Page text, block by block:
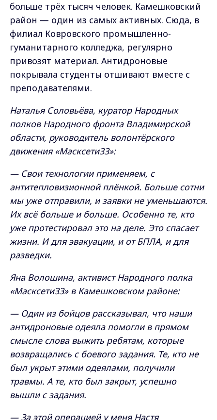
больше трёх тысяч человек. Камешковский
район — один из самых активных. Сюда, в
филиал Ковровского промышленно-
гуманитарного колледжа, регулярно
привозят материал. Антидроновые
покрывала студенты отшивают вместе с
преподавателями.
Наталья Соловьёва, куратор Народных
полков Народного фронта Владимирской
области, руководитель волонтёрского
движения «Масксети33»:
— Свои технологии применяем, с
антитепловизионной плёнкой. Больше сотни
мы уже отправили, и заявки не уменьшаются.
Их всё больше и больше. Особенно те, кто
уже протестировал это на деле. Это спасает
жизни. И для эвакуации, и от БПЛА, и для
разведки.
Яна Волошина, активист Народного полка
«Масксети33» в Камешковском районе:
— Один из бойцов рассказывал, что наши
антидроновые одеяла помогли в прямом
смысле слова выжить ребятам, которые
возвращались с боевого задания. Те, кто не
был укрыт этими одеялами, получили
травмы. А те, кто был закрыт, успешно
вышли с задания.
— За этой операцией у меня Настя